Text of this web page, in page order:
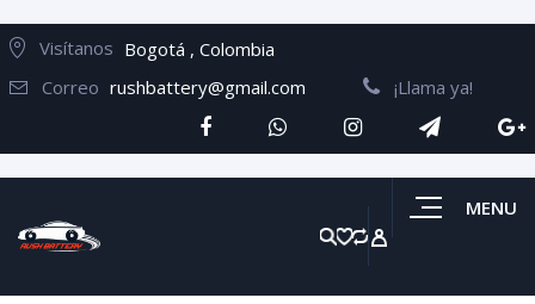
Visítanos Bogotá , Colombia
Correo rushbattery@gmail.com ¡Llama ya!
MENU